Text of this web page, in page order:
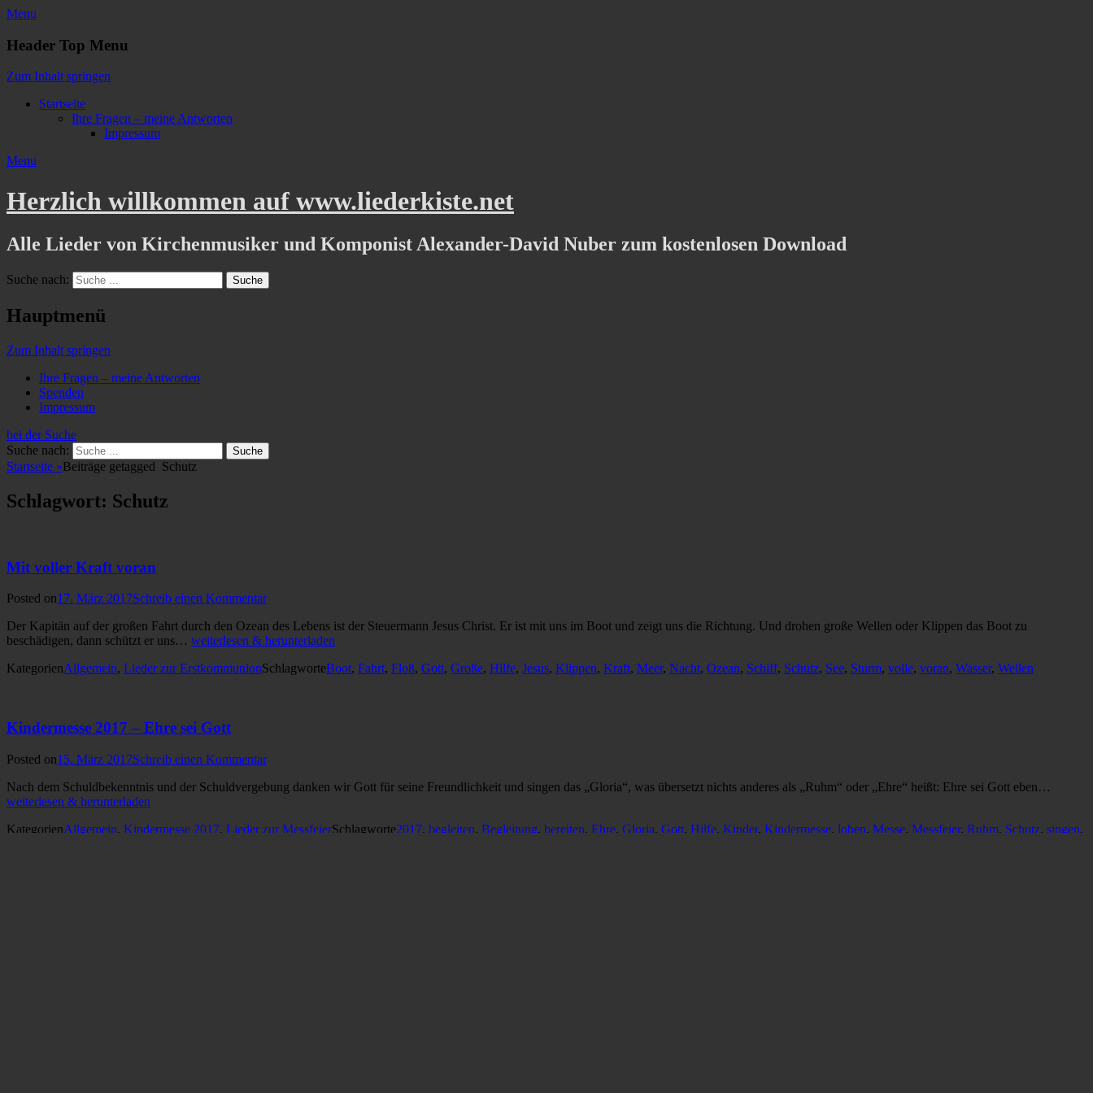
Menu
Header Top Menu
Zum Inhalt springen
Startseite
Ihre Fragen – meine Antworten
Impressum
Menu
Herzlich willkommen auf www.liederkiste.net
Alle Lieder von Kirchenmusiker und Komponist Alexander-David Nuber zum kostenlosen Download
Suche nach:
Hauptmenü
Zum Inhalt springen
Ihre Fragen – meine Antworten
Spenden
Impressum
bei der Suche
Suche nach:
Startseite »Beiträge getagged Schutz
Schlagwort: Schutz
Mit voller Kraft voran
Posted on17. März 2017Schreib einen Kommentar
Der Kapitän auf der großen Fahrt durch den Ozean des Lebens ist der Steuermann Jesus Christ. Er ist mit uns im Boot und zeigt uns die Richtung. Und drohen große Wellen oder Klippen das Boot zu
beschädigen, dann schützt er uns… weiterlesen & herunterladen
KategorienAllgemein, Lieder zur ErstkommunionSchlagworteBoot, Fahrt, Floß, Gott, Große, Hilfe, Jesus, Klippen, Kraft, Meer, Nacht, Ozean, Schiff, Schutz, See, Sturm, volle, voran, Wasser, Wellen
Kindermesse 2017 – Ehre sei Gott
Posted on15. März 2017Schreib einen Kommentar
Nach dem Schuldbekenntnis und der Schuldvergebung danken wir Gott für seine Freundlichkeit und singen das „Gloria“, was übersetzt nichts anderes als „Ruhm“ oder „Ehre“ heißt: Ehre sei Gott eben…
weiterlesen & herunterladen
KategorienAllgemein, Kindermesse 2017, Lieder zur MessfeierSchlagworte2017, begleiten, Begleitung, bereiten, Ehre, Gloria, Gott, Hilfe, Kinder, Kindermesse, loben, Messe, Messfeier, Ruhm, Schutz, singen,